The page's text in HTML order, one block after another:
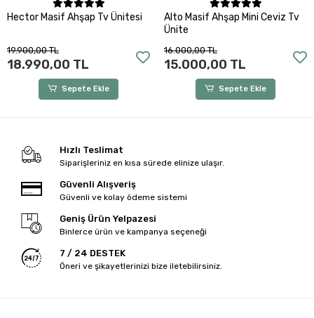
Sepete Ekle
Hector Masif Ahşap Tv Ünitesi
19.900,00 TL
18.990,00 TL
Sepete Ekle
Sepete Ekle
Alto Masif Ahşap Mini Ceviz Tv
Ünite
16.000,00 TL
15.000,00 TL
Sepete Ekle
Hızlı Teslimat
Siparişleriniz en kısa sürede elinize ulaşır.
Güvenli Alışveriş
Güvenli ve kolay ödeme sistemi
Geniş Ürün Yelpazesi
Binlerce ürün ve kampanya seçeneği
7 / 24 DESTEK
Öneri ve şikayetlerinizi bize iletebilirsiniz.